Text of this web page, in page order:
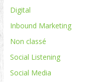
Digital
Inbound Marketing
Non classé
Social Listening
Social Media